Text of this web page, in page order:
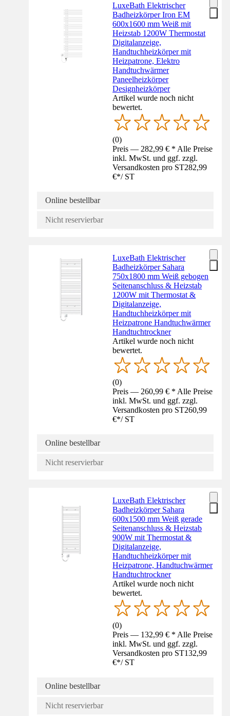
LuxeBath Elektrischer
Badheizkörper Iron EM
600x1600 mm Weiß mit
Heizstab 1200W Thermostat
Digitalanzeige,
Handtuchheizkörper mit
Heizpatrone, Elektro
Handtuchwärmer
Paneelheizkörper
Designheizkörper
Artikel wurde noch nicht
bewertet.
(0)
Preis — 282,99 € * Alle Preise
inkl. MwSt. und ggf. zzgl.
Versandkosten pro ST282,99
€*/ ST
Online bestellbar
Nicht reservierbar
LuxeBath Elektrischer
Badheizkörper Sahara
750x1800 mm Weiß gebogen
Seitenanschluss & Heizstab
1200W mit Thermostat &
Digitalanzeige,
Handtuchheizkörper mit
Heizpatrone Handtuchwärmer
Handtuchtrockner
Artikel wurde noch nicht
bewertet.
(0)
Preis — 260,99 € * Alle Preise
inkl. MwSt. und ggf. zzgl.
Versandkosten pro ST260,99
€*/ ST
Online bestellbar
Nicht reservierbar
LuxeBath Elektrischer
Badheizkörper Sahara
600x1500 mm Weiß gerade
Seitenanschluss & Heizstab
900W mit Thermostat &
Digitalanzeige,
Handtuchheizkörper mit
Heizpatrone, Handtuchwärmer
Handtuchtrockner
Artikel wurde noch nicht
bewertet.
(0)
Preis — 132,99 € * Alle Preise
inkl. MwSt. und ggf. zzgl.
Versandkosten pro ST132,99
€*/ ST
Online bestellbar
Nicht reservierbar